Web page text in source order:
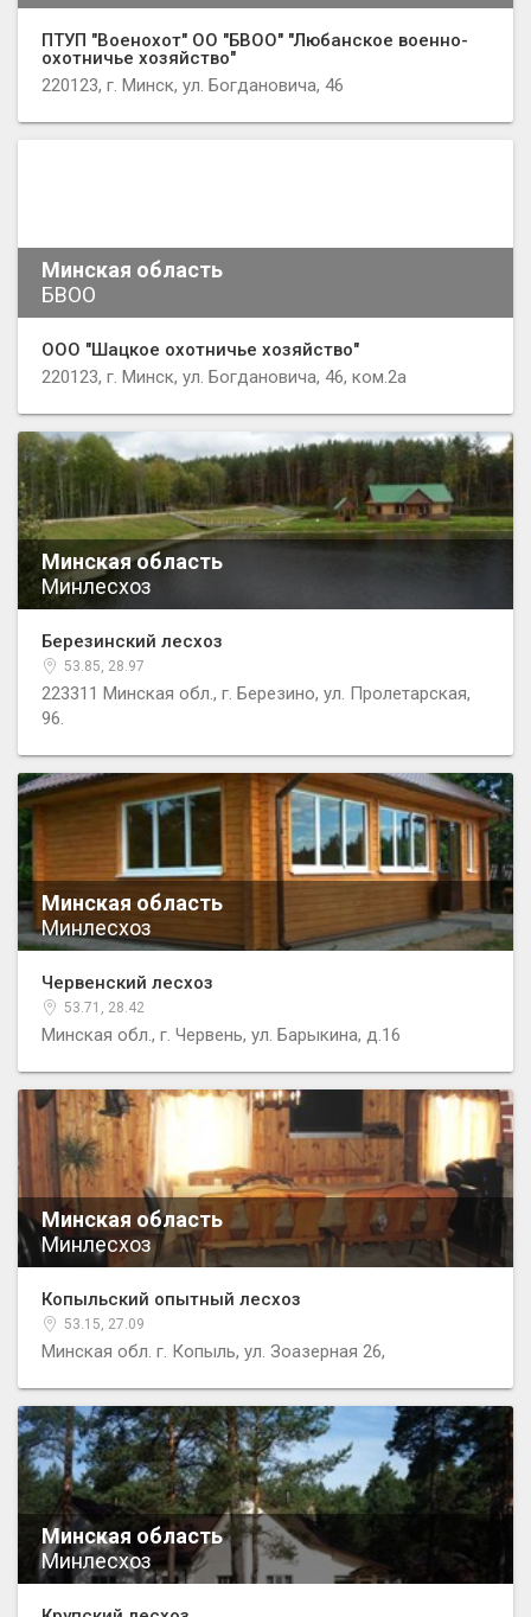
ПТУП "Военохот" ОО "БВОО" "Любанское военно-
охoтничье хозяйство"
220123, г. Минск, ул. Богдановича, 46
Минская область
БВОО
ООО "Шацкое охотничье хозяйство"
220123, г. Минск, ул. Богдановича, 46, ком.2а
Минская область
Минлесхоз
Березинский лесхоз
53.85, 28.97
223311 Минская обл., г. Березино, ул. Пролетарская,
96.
Минская область
Минлесхоз
Червенский лесхоз
53.71, 28.42
Минская обл., г. Червень, ул. Барыкина, д.16
Минская область
Минлесхоз
Копыльский опытный лесхоз
53.15, 27.09
Минская обл. г. Копыль, ул. Зоазерная 26,
Минская область
Минлесхоз